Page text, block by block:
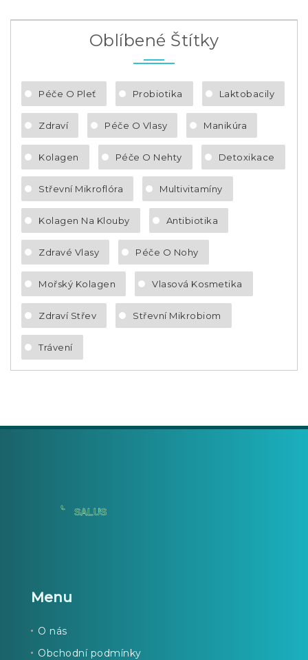
Oblíbené Štítky
Péče O Pleť Probiotika Laktobacily
Zdraví Péče O Vlasy Manikúra
Kolagen Péče O Nehty Detoxikace
Střevní Mikroflóra Multivitamíny
Kolagen Na Klouby Antibiotika
Zdravé Vlasy Péče O Nohy
Mořský Kolagen Vlasová Kosmetika
Zdraví Střev Střevní Mikrobiom
Trávení
Menu
O nás
Obchodní podmínky